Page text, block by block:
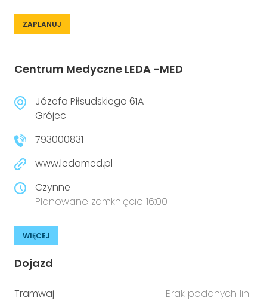
ZAPLANUJ
Centrum Medyczne LEDA -MED
Józefa Piłsudskiego 61A
Grójec
793000831
www.ledamed.pl
Czynne
Planowane zamknięcie 16:00
WIĘCEJ
Dojazd
Tramwaj
Brak podanych linii